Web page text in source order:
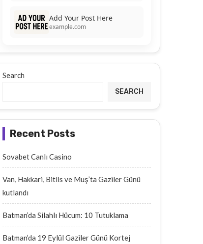
Add Your Post Here
example.com
Search
SEARCH
Recent Posts
Sovabet Canlı Casino
Van, Hakkari, Bitlis ve Muş’ta Gaziler Günü
kutlandı
Batman’da Silahlı Hücum: 10 Tutuklama
Batman’da 19 Eylül Gaziler Günü Kortej